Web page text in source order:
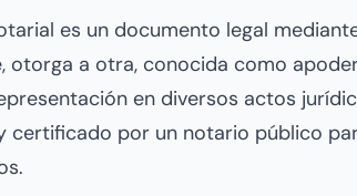
es un documento legal
otorga a otra, conocida como
en diversos actos
certificado por un notario público